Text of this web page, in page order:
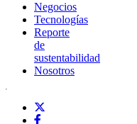
Negocios
Tecnologías
Reporte
de
sustentabilidad
Nosotros